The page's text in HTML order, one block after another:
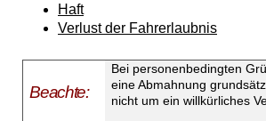
Haft
Verlust der Fahrerlaubnis
Beachte:
Bei personenbedingten
eine Abmahnung
nicht um ein willkürliches